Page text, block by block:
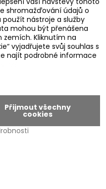
technik FAB
shromažďování údajů o
nástroje a služby
mohou být přenášena
zemích. Kliknutím na
vyjadřujete svůj souhlas s
najít podrobné informace
Přijmout všechny
cookies